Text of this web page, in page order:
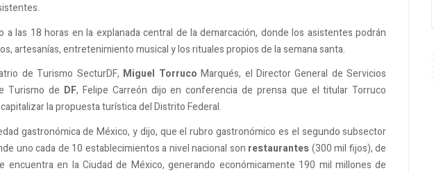
a las 18 horas en la explanada central de la demarcación, donde los asistentes podrán
artesanías, entretenimiento musical y los rituales propios de la semana santa.
de Turismo SecturDF, Miguel Torruco Marqués, el Director General de Servicios
Turismo de DF, Felipe Carreón dijo en conferencia de prensa que el titular Torruco
la propuesta turística del Distrito Federal.
gastronómica de México, y dijo, que el rubro gastronómico es el segundo subsector
uno cada de 10 establecimientos a nivel nacional son restaurantes(300 mil fijos), de
encuentra en la Ciudad de México, generando económicamente 190 mil millones de